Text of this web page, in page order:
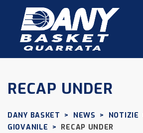
RECAP UNDER
DANY BASKET > NEWS > NOTIZIE
GIOVANILE > RECAP UNDER